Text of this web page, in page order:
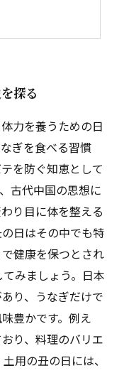
ない美味しさ
探る
力を養うための日
ぎを食べる習慣
を防ぐ知恵として
古代中国の思想に
り目に体を整える
日はその中でも特
健康を保つとされ
みましょう。日本
り、うなぎだけで
豊かです。例え
り、料理のバリエ
用の丑の日には、